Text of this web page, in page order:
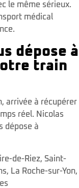
le même sérieux.
médical
dépose à
train
arrivée à récupérer
réel. Nicolas
dépose à
de-Riez, Saint-
, La Roche-sur-Yon,